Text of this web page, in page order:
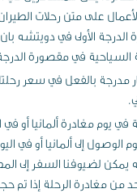
على متن رحلات
الأولى في دويتشه
السياحية في مقصورة الدرجة
مدرجة بالفعل في سعر
في يوم مغادرة ألمانيا أو في
إلى ألمانيا أو في
يمكن لضيوفنا السفر إلى
من مغادرة الرحلة إذا تم